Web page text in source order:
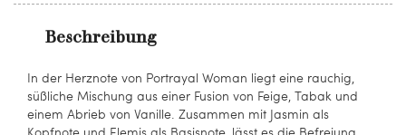
Beschreibung
In der Herznote von Portrayal Woman liegt eine rauchig,
süßliche Mischung aus einer Fusion von Feige, Tabak und
einem Abrieb von Vanille. Zusammen mit Jasmin als